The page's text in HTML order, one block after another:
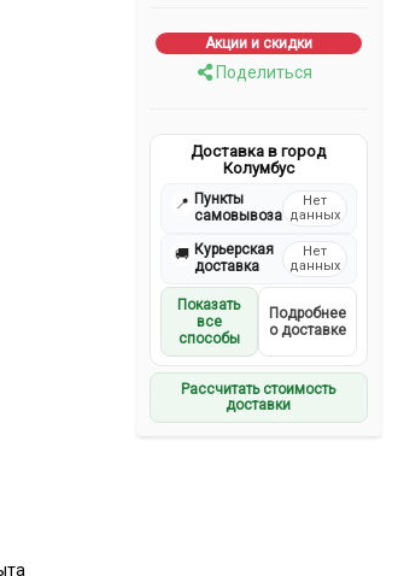
Акции и скидки
Поделиться
Доставка в город
Колумбус
📍 Пункты
самовывоза
Нет
данных
🚚 Курьерская
доставка
Нет
данных
Показать
все
способы
Подробнее
о доставке
Рассчитать стоимость
доставки